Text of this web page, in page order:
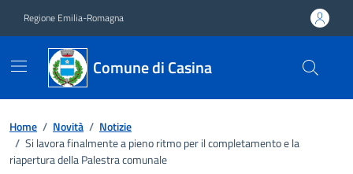
Regione Emilia-Romagna
Comune di Casina
Home / Novità / Notizie
/ Si lavora finalmente a pieno ritmo per il completamento e la
riapertura della Palestra comunale